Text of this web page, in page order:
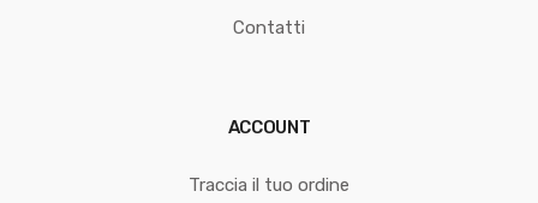
Contatti
ACCOUNT
Traccia il tuo ordine